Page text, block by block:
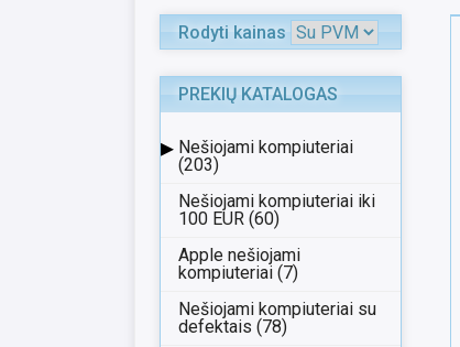
Rodyti kainas
PREKIŲ KATALOGAS
▸ Nešiojami kompiuteriai
(203)
Nešiojami kompiuteriai iki
100 EUR (60)
Apple nešiojami
kompiuteriai (7)
Nešiojami kompiuteriai su
defektais (78)